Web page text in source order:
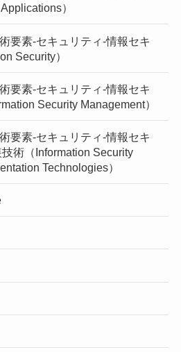
）
要素-セキュリティ-情報セキ
Security）
要素-セキュリティ-情報セキ
Security Management）
要素-セキュリティ-情報セキ
術（Information Security
Technologies）